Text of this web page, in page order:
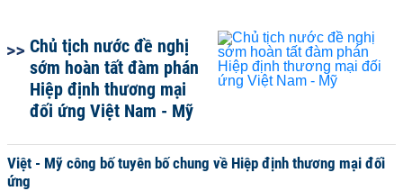
Chủ tịch nước đề nghị
sớm hoàn tất đàm phán
Hiệp định thương mại
đối ứng Việt Nam - Mỹ
Việt - Mỹ công bố tuyên bố chung về Hiệp định thương mại đối
ứng